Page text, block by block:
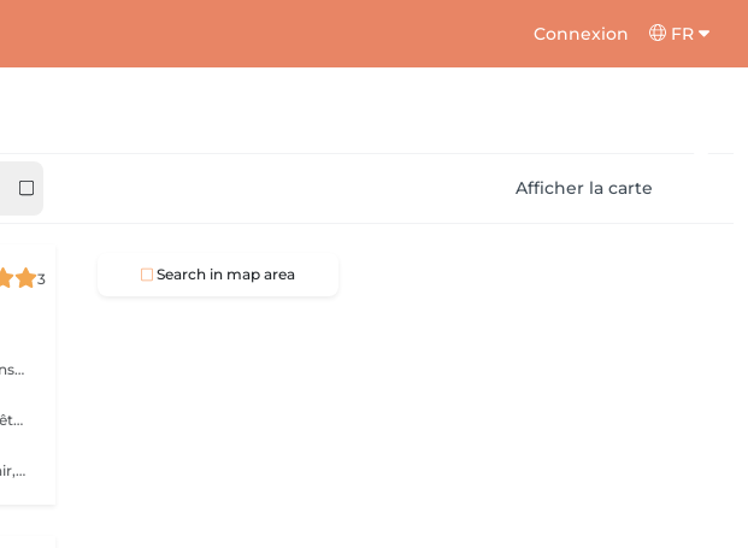
Connexion FR
Afficher la carte
3
Offrez-vous une expérience de bien-être luxueuse pour les mains et les pieds, conçue pour laisser votre peau douce, nourrie et parfaitement revitalisée. Soin des Pieds (45 min) Bain de Pieds Gommage des Pieds Massage des Pieds Soin à la Paraffine Chaude Soin des Mains (30 min) Gommage des Mains Massage des Mains Soin à la Paraffine Chaude Ce soin associe exfoliation, massage et chaleur apaisante de la paraffine pour adoucir la peau, favoriser la détente et procurer une sensation durable de confort aux mains et aux pieds.
Un soin profondément relaxant consacré au cuir chevelu, à la tête, à la nuque et au bien-être général. Des techniques de massage douces aident à soulager les tensions, stimuler la circulation et procurer une agréable sensation de détente tout en prenant soin du cuir chevelu et des cheveux. Le soin comprend un massage relaxant du cuir chevelu, un shampooing et un séchage des cheveux. Idéal pour réduire le stress, relâcher les tensions et profiter d'un véritable moment de détente.
Offrez à vos pieds un véritable rituel de soin conçu pour rafraîchir, adoucir et restaurer leur confort. Ce traitement associe un bain de pieds relaxant, un gommage exfoliant, un masque nourrissant, un soin à la paraffine et un massage des pieds pour laisser la peau douce, fraîche et revitalisée. Idéal pour les pieds fatigués nécessitant une attention particulière.
Search in map area